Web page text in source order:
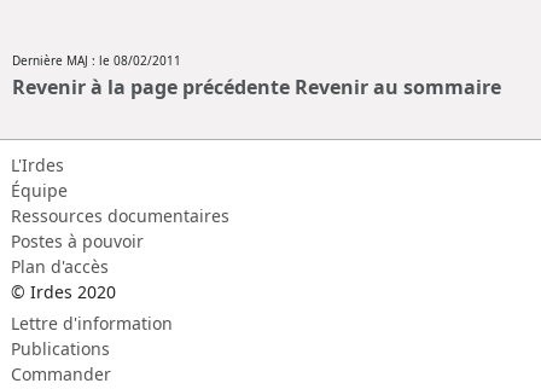
Dernière MAJ : le 08/02/2011
Revenir à la page précédente Revenir au sommaire
L'Irdes
Équipe
Ressources documentaires
Postes à pouvoir
Plan d'accès
© Irdes 2020
Lettre d'information
Publications
Commander